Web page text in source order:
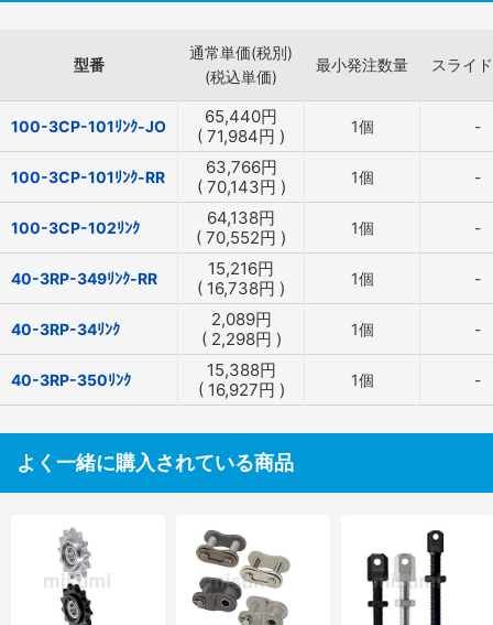
型番
通常単価(税別)
(税込単価)
最小発注数量 スライ
100-3CP-101ﾘﾝｸ-JO 65,440円
( 71,984円 ) 1個 -
100-3CP-101ﾘﾝｸ-RR 63,766円
( 70,143円 ) 1個 -
100-3CP-102ﾘﾝｸ 64,138円
( 70,552円 ) 1個 -
40-3RP-349ﾘﾝｸ-RR 15,216円
( 16,738円 ) 1個 -
40-3RP-34ﾘﾝｸ 2,089円
( 2,298円 ) 1個 -
40-3RP-350ﾘﾝｸ 15,388円
( 16,927円 ) 1個 -
よく一緒に購入されている商品